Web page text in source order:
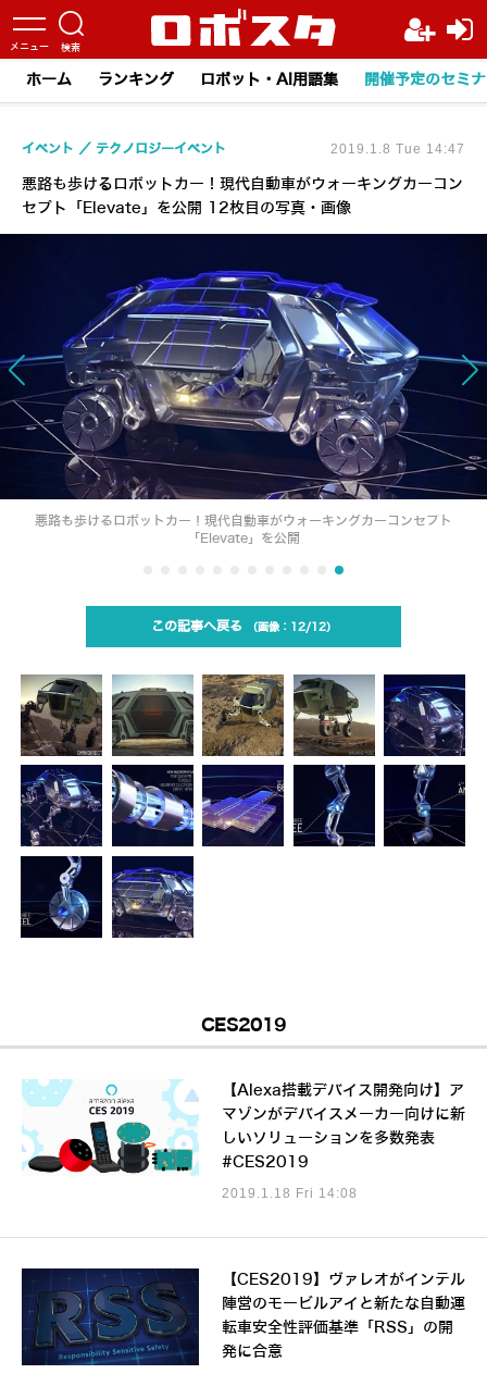
ホーム ランキング ロボット・AI用語集 開催予定のセミ
悪路も歩けるロボットカー！現代自動車がウォーキングカーコン
セプト「Elevate」を公開 12枚目の写真・画像
イベント テクノロジーイベント 2019.1.8 Tue 14:47
悪路も歩けるロボットカー！現代自動車がウォーキングカーコンセプト
「Elevate」を公開
この記事へ戻る 12/12
CES2019
【Alexa搭載デバイス開発向け】ア
マゾンがデバイスメーカー向けに新
しいソリューションを多数発表
#CES2019
2019.1.18 Fri 14:08
【CES2019】ヴァレオがインテル
陣営のモービルアイと新たな自動運
転車安全性評価基準「RSS」の開
発に合意